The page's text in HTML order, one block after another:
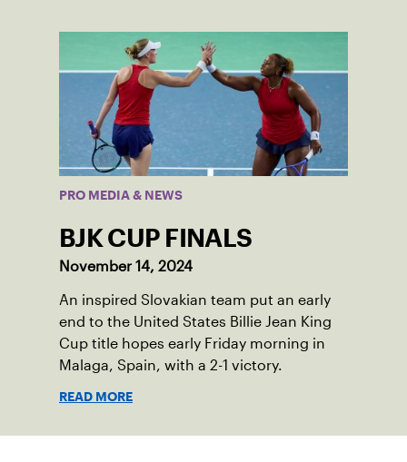
PRO MEDIA & NEWS
BJK CUP FINALS
November 14, 2024
An inspired Slovakian team put an early
end to the United States Billie Jean King
Cup title hopes early Friday morning in
Malaga, Spain, with a 2-1 victory.
READ MORE